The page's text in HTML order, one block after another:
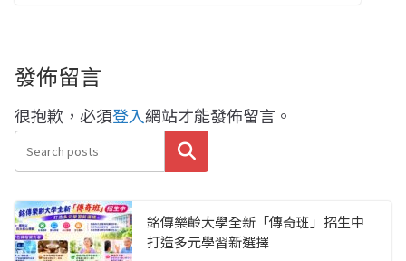
發佈留言
很抱歉，必須登入網站才能發佈留言。
搜尋
銘傳樂齡大學全新「傳奇班」招生中
打造多元學習新選擇